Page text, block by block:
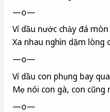
—o—
Ví dầu nước chảy đá mòn
Xa nhau nghìn dặm lòng
—o—
Ví dầu con phụng bay qua
Mẹ nói con gà, con cũng
—o—